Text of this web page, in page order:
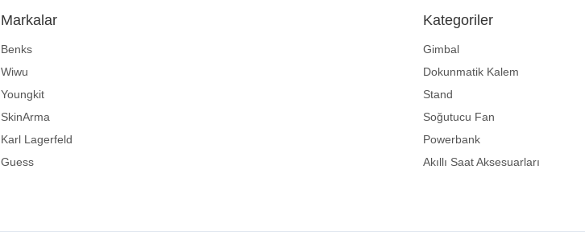
Markalar
Benks
Wiwu
Youngkit
SkinArma
Karl Lagerfeld
Guess
Kategoriler
Gimbal
Dokunmatik Kalem
Stand
Soğutucu Fan
Powerbank
Akıllı Saat Aksesuarları